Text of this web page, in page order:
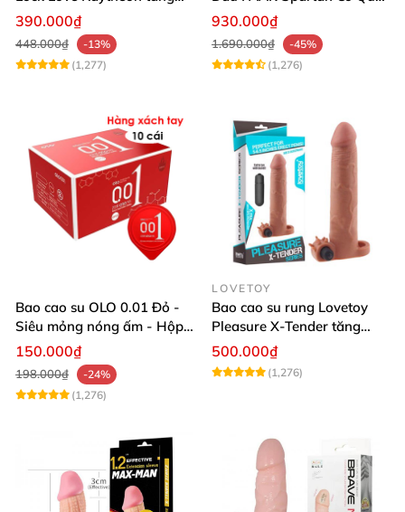
kích thước tự tin an toàn
390.000₫
448.000₫
-13%
(1,277)
Đeo Tròng Bìu Tăng Kích
Thước Dương Vật
930.000₫
1.690.000₫
-45%
(1,276)
Bao cao su OLO 0.01 Đỏ -
Siêu mỏng nóng ấm - Hộp
10 cái
150.000₫
198.000₫
-24%
(1,276)
LOVETOY
Bao cao su rung Lovetoy
Pleasure X-Tender tăng
kích thước 3cm
500.000₫
(1,276)